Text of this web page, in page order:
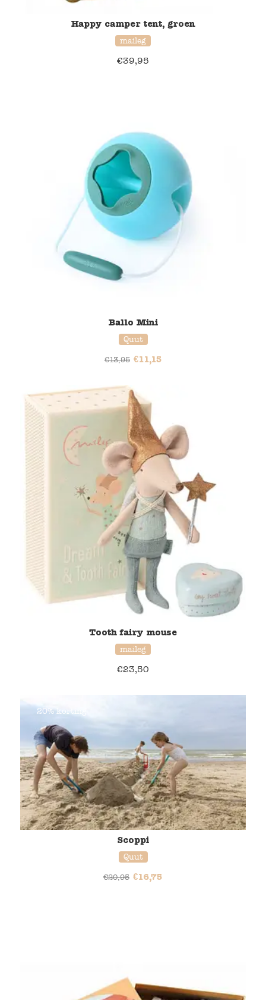
Happy camper tent, groen
maileg
€39,95
Ballo Mini
Quut
€13,95 €11,15
Tooth fairy mouse
maileg
€23,50
20% korting
Scoppi
Quut
€20,95 €16,75